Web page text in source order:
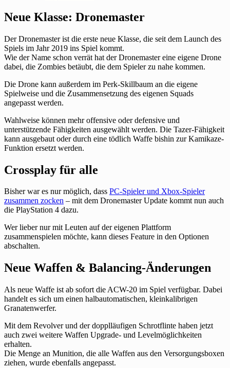
Neue Klasse: Dronemaster
Der Dronemaster ist die erste neue Klasse, die seit dem Launch des
Spiels im Jahr 2019 ins Spiel kommt.
Wie der Name schon verrät hat der Dronemaster eine eigene Drone
dabei, die Zombies betäubt, die dem Spieler zu nahe kommen.
Die Drone kann außerdem im Perk-Skillbaum an die eigene
Spielweise und die Zusammensetzung des eigenen Squads
angepasst werden.
Wahlweise können mehr offensive oder defensive und
unterstützende Fähigkeiten ausgewählt werden. Die Tazer-Fähigkeit
kann ausgebaut oder durch eine tödlich Waffe bishin zur Kamikaze-
Funktion ersetzt werden.
Crossplay für alle
Bisher war es nur möglich, dass PC-Spieler und Xbox-Spieler
zusammen zocken – mit dem Dronemaster Update kommt nun auch
die PlayStation 4 dazu.
Wer lieber nur mit Leuten auf der eigenen Plattform
zusammenspielen möchte, kann dieses Feature in den Optionen
abschalten.
Neue Waffen & Balancing-Änderungen
Als neue Waffe ist ab sofort die ACW-20 im Spiel verfügbar. Dabei
handelt es sich um einen halbautomatischen, kleinkalibrigen
Granatenwerfer.
Mit dem Revolver und der dopplläufigen Schrotflinte haben jetzt
auch zwei weitere Waffen Upgrade- und Levelmöglichkeiten
erhalten.
Die Menge an Munition, die alle Waffen aus den Versorgungsboxen
ziehen, wurde ebenfalls angepasst.